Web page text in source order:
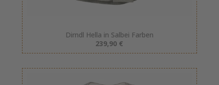
Dirndl Hella in Salbei Farben
239,90 €